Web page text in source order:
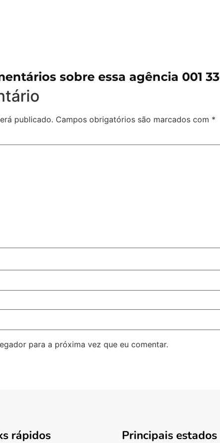
sobre essa agência 001
publicado. Campos obrigatórios são marcados com *
para a próxima vez que eu comentar.
rápidos Principais estados